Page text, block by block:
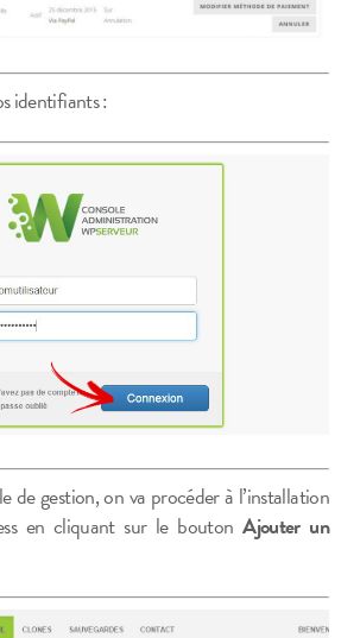
identifiants :
de gestion, on va procéder à l’installation
en cliquant sur le boutonAjouter un